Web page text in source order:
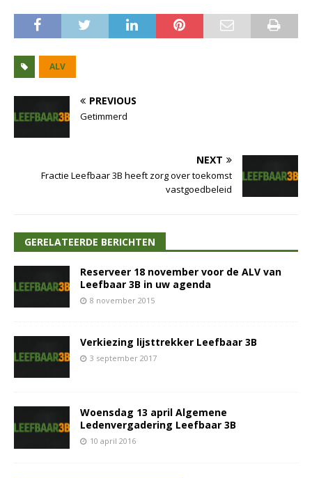
ALV
PREVIOUS
Getimmerd
NEXT
Fractie Leefbaar 3B heeft zorg over toekomst
vastgoedbeleid
GERELATEERDE BERICHTEN
Reserveer 18 november voor de ALV van
Leefbaar 3B in uw agenda
8 november 2015
Verkiezing lijsttrekker Leefbaar 3B
3 september 2017
Woensdag 13 april Algemene
Ledenvergadering Leefbaar 3B
10 april 2016